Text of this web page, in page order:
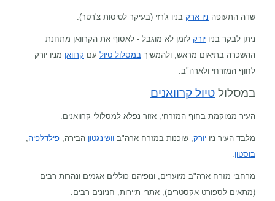
שדה התעופה ניו ארק בניו ג'רזי (בעיקר לטיסות צ'רטר).
ניתן לבקר בניו יורק לזמן לא מוגבל - לאסוף את הקרוואן מתחנת
ההשכרה בתיאום מראש, ולהמשיך במסלול טיול עם קרוואן מניו יורק
לחוף המזרחי ולארה"ב.
במסלול טיול קרוואנים
העיר ממוקמת בחוף המזרחי, אזור נפלא למסלולי קרוואנים.
מלבד העיר ניו יורק, שוכנות במזרח ארה"ב וושינגטון הבירה, פילדלפיה,
בוסטון.
מרחבי מזרח ארה"ב מיוערים, ונופיהם כוללים אגמים ונהרות רבים
(מתאים לספורט אקסטרים), אתרי תיירות, חניונים רבים.